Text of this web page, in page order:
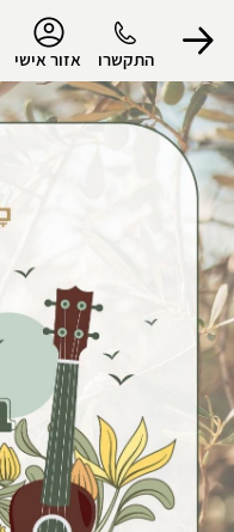
התקשרו אזור אישי